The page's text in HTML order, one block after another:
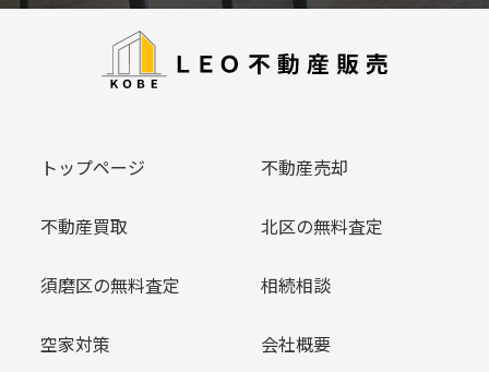
トップページ 不動産売却
不動産買取 北区の無料査定
須磨区の無料査定 相続相談
空家対策 会社概要